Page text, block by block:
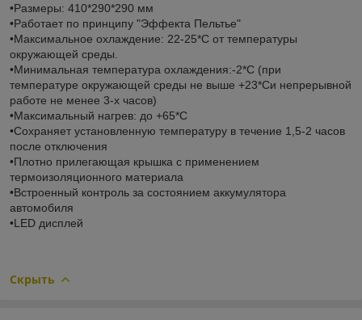
•Размеры: 410*290*290 мм
•Работает по принципу "Эффекта Пельтье"
•Максимальное охлаждение: 22-25*С от температуры
окружающей среды.
•Минимальная температура охлаждения:-2*С (при
температуре окружающей среды не выше +23*Си непрерывной
работе не менее 3-х часов)
•Максимальный нагрев: до +65*С
•Сохраняет установленную температуру в течение 1,5-2 часов
после отключения
•Плотно прилегающая крышка с применением
термоизоляционного материала
•Встроенный контроль за состоянием аккумулятора
автомобиля
•LED дисплей
Скрыть